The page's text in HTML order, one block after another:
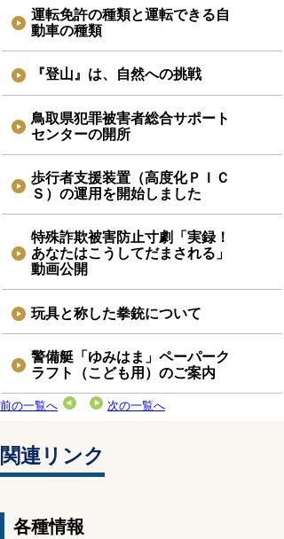
運転免許の種類と運転できる自
動車の種類
『登山』は、自然への挑戦
鳥取県犯罪被害者総合サポート
センターの開所
歩行者支援装置（高度化ＰＩＣ
Ｓ）の運用を開始しました
特殊詐欺被害防止寸劇「実録！
あなたはこうしてだまされる」
動画公開
玩具と称した拳銃について
警備艇「ゆみはま」ペーパーク
ラフト（こども用）のご案内
前の一覧へ 次の一覧へ
関連リンク
各種情報